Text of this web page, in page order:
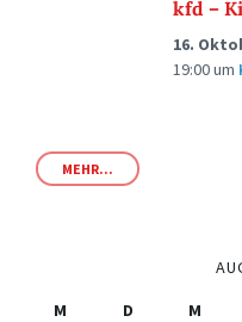
kfd –
16.
19:00um
MEHR...
M
D M